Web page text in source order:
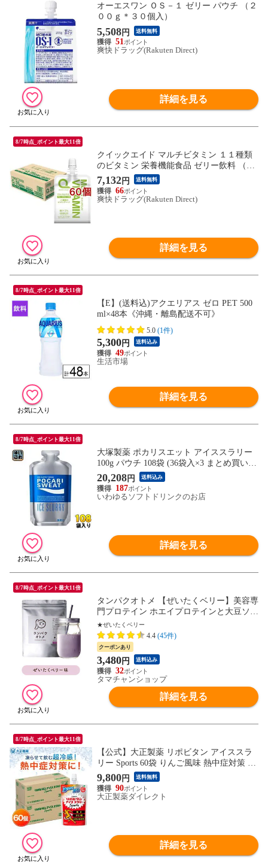
オーエスワン ＯＳ－１ ゼリー パウチ （２
００ｇ＊３０個入）
5,508円 送料無料
51
爽快ドラッグ(Rakuten Direct)
詳細を見る
8/7時点_ポイント最大11倍
クイックエイド マルチビタミン １１種類
のビタミン 栄養機能食品 ゼリー飲料 （１
８０ｇ＊６０個セット）
7,132円 送料無料
66
爽快ドラッグ(Rakuten Direct)
詳細を見る
8/7時点_ポイント最大11倍
【E】(送料込)アクエリアス ゼロ PET 500
ml×48本《沖縄・離島配送不可》
5.0 (1件)
5,300円 送料込み
49
生活市場
詳細を見る
8/7時点_ポイント最大11倍
大塚製薬 ポカリスエット アイススラリー
100g パウチ 108袋 (36袋入×3 まとめ買い)
スポーツドリンク 熱中症対策 冷凍可能
20,208円 送料込み
187
いわゆるソフトドリンクのお店
詳細を見る
8/7時点_ポイント最大11倍
タンパクオトメ 【ぜいたくベリー】美容専
門プロテイン ホエイプロテインと大豆ソイ
プロテインをＷ配合。不足しがちなタンパ
ク質と美容成分たっぷり、おきかえダイエ
ットにもおすすめの低糖質プロテイン。※
3個以上でシェイカー1個プレゼント【送料
無料】【2個迄メール便/3個~宅配便】
★ぜいたくベリー
4.4 (45件)
クーポンあり
3,480円 送料込み
32
タマチャンショップ
詳細を見る
8/7時点_ポイント最大11倍
【公式】大正製薬 リポビタン アイススラ
リー Sports 60袋 りんご風味 熱中症対策 飲
み物 スポーツ ドリンク スポドリ 冷凍 ク
エン酸 スポーツ飲料 アイス 栄養補給 水分
補給 ランニング マラソン 駅伝 凍らせる
9,800円 送料無料
90
大正製薬ダイレクト
詳細を見る